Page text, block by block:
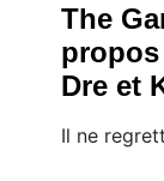
The
Dre et
Il ne